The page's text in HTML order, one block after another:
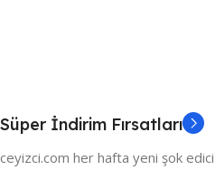
Süper İndirim Fırsatları
ceyizci.com her hafta yeni şok